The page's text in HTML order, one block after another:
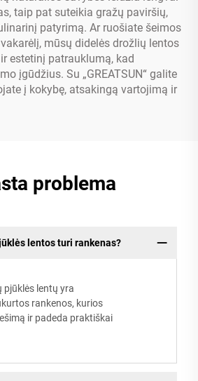
taip pat suteikia gražų paviršių,
patyrimą. Ar ruošiate šeimos
mūsų didelės drožlių lentos
estetinį patrauklumą, kad
įgūdžius. Su „GREATSUN“ galite
į kokybę, atsakingą vartojimą ir
problema
lentos turi rankenas?
pjūklės lentų yra
rankenos, kurios
ir padeda praktiškai